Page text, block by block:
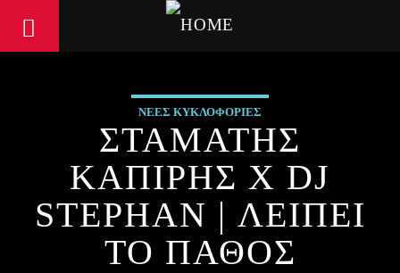
ΝΕΕΣ ΚΥΚΛΟΦΟΡΙΕΣ
ΣΤΑΜΑΤΗΣ
ΚΑΠΙΡΗΣ X DJ
STEPHAN | ΛΕΙΠΕΙ
ΤΟ ΠΑΘΟΣ